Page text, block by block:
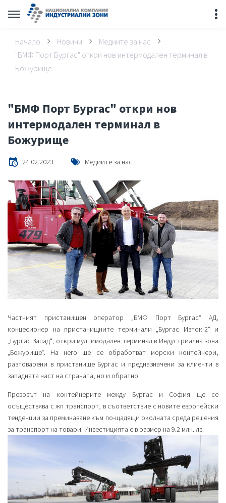
Начало Новини
Медиите за нас
"БМФ Порт Бургас" откри нов интермодален терминал в
Божурище
"БМФ Порт Бургас" откри нов
интермодален терминал в
Божурище
24.02.2023 Медиите за нас
Частният пристанищен оператор „БМФ Порт Бургас“ АД,
концесионер на пристанищните терминали „Бургас Изток-2“ и
„Бургас Запад“, откри мултимодален терминал в Индустриална зона
„Божурище“. На него ще се обработват морски контейнери,
разтоварени в пристанище Бургас и предназначени за клиенти в
западната част на страната, но и обратно.
Превозът на контейнерите между Бургас и София ще се
осъществява с жп транспорт, в съответствие с новите европейски
тенденции за преминаване към по-щадящи околната среда решения
за транспорт на товари. Инвестицията е в размер на 9.2 млн. лв.